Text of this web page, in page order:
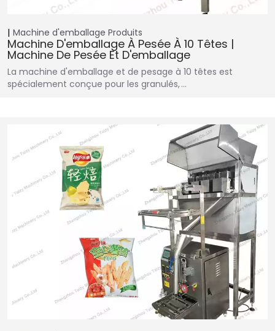
Machine d'emballage Produits
Machine D'emballage À Pesée À 10 Têtes |
Machine De Pesée Et D'emballage
La machine d'emballage et de pesage à 10 têtes est
spécialement conçue pour les granulés, …